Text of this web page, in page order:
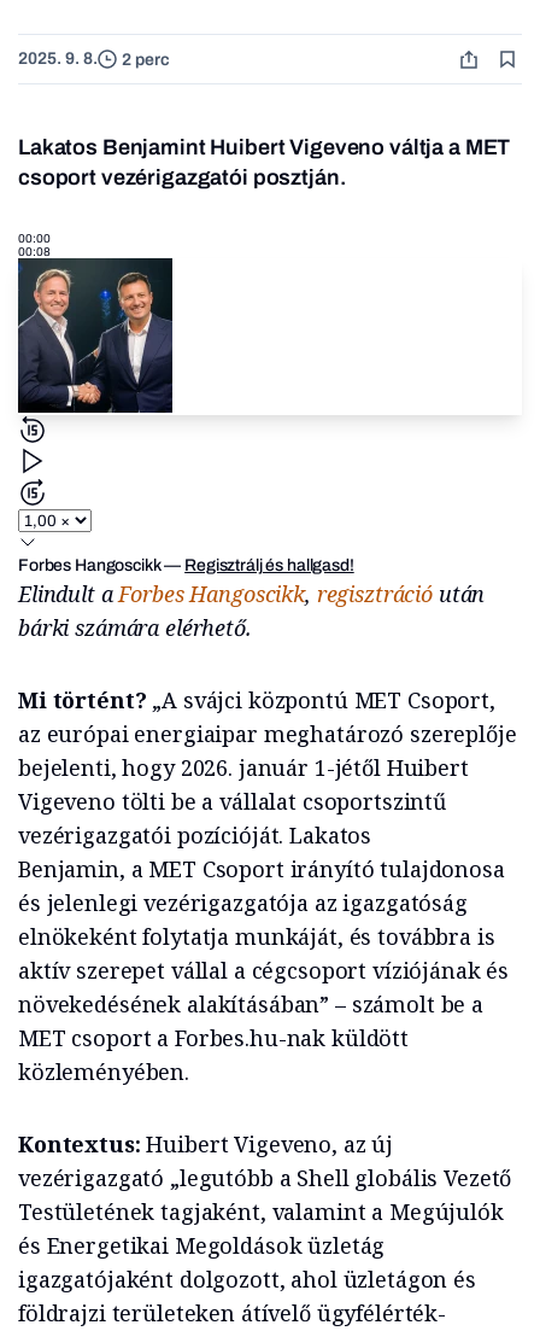
2025. 9. 8. 2 perc
Lakatos Benjamint Huibert Vigeveno váltja a MET
csoport vezérigazgatói posztján.
00:00
00:08
Forbes Hangoscikk— Regisztrálj és hallgasd!
Elindult aForbes Hangoscikk, regisztrációután
bárki számára elérhető.
Mi történt? „A svájci központú MET Csoport,
az európai energiaipar meghatározó szereplője
bejelenti, hogy 2026. január 1-jétől Huibert
Vigeveno tölti be a vállalat csoportszintű
vezérigazgatói pozícióját. Lakatos
Benjamin, a MET Csoport irányító tulajdonosa
és jelenlegi vezérigazgatója az igazgatóság
elnökeként folytatja munkáját, és továbbra is
aktív szerepet vállal a cégcsoport víziójának és
növekedésének alakításában” – számolt be a
MET csoport a Forbes.hu-nak küldött
közleményében.
Kontextus: Huibert Vigeveno, az új
vezérigazgató „legutóbb a Shell globális Vezető
Testületének tagjaként, valamint a Megújulók
és Energetikai Megoldások üzletág
igazgatójaként dolgozott, ahol üzletágon és
földrajzi területeken átívelő ügyfélérték-